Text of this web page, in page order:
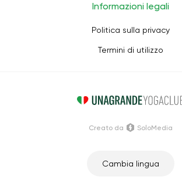
Informazioni legali
Politica sulla privacy
Termini di utilizzo
Cambia lingua
Creato da SoloMedia